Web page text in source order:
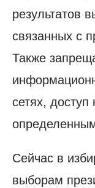
результатов
связанных с
Также
сетях, доступ
Сейчас в
выборам